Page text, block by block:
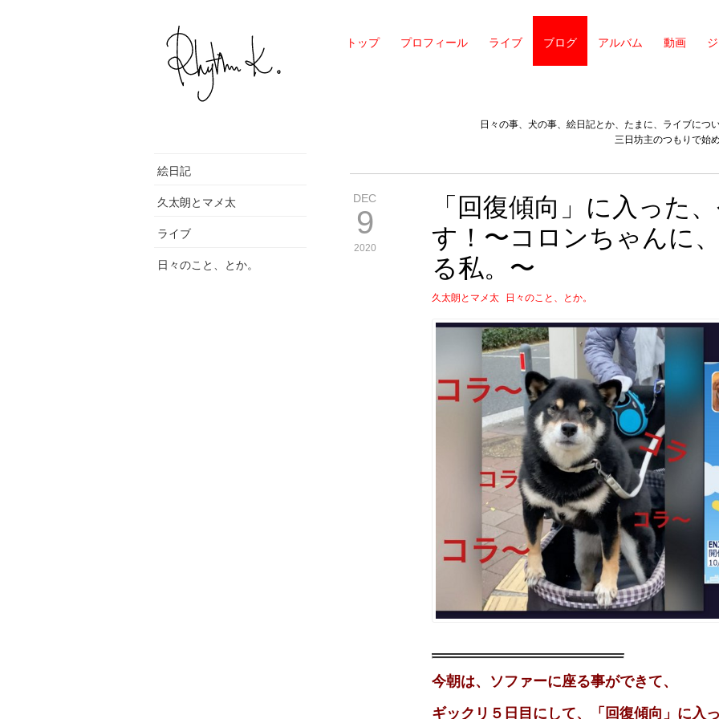
トップ プロフィール ライブ ブログ アルバム 動画
絵日記
久太朗とマメ太
ライブ
日々のこと、とか。
日々の事、犬の事、絵日記とか、たまに、ライブにつ
三日坊主のつもりで始
DEC
9
2020
「回復傾向」に入った
す！〜コロンちゃんに
る私。〜
久太朗とマメ太 日々のこと、とか。
今朝は、ソファーに座る事ができて、
ギックリ５日目にして、「回復傾向」に入